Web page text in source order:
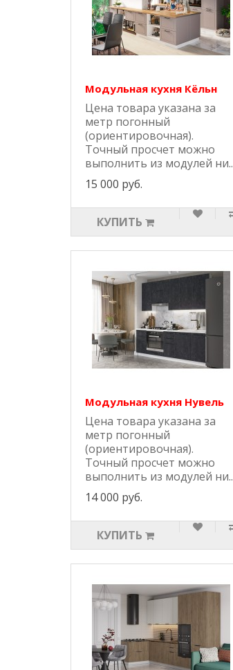
Модульная кухня Кёльн
Цена товара указана за
метр погонный
(ориентировочная).
Точный просчет можно
выполнить из модулей ни..
15 000 руб.
КУПИТЬ
Модульная кухня Нувель
Цена товара указана за
метр погонный
(ориентировочная).
Точный просчет можно
выполнить из модулей ни..
14 000 руб.
КУПИТЬ